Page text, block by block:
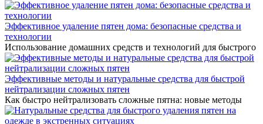
Эффективное удаление пятен дома: безопасные средства и
технологии
Использование домашних средств и технологий для быстрого
Эффективные методы и натуральные средства для быстрой
нейтрализации сложных пятен
Как быстро нейтрализовать сложные пятна: новые методы